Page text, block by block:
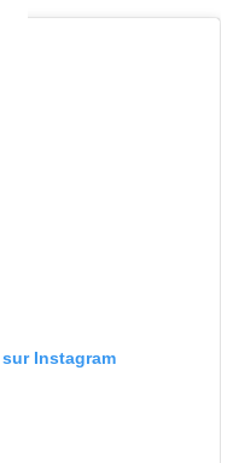
Instagram